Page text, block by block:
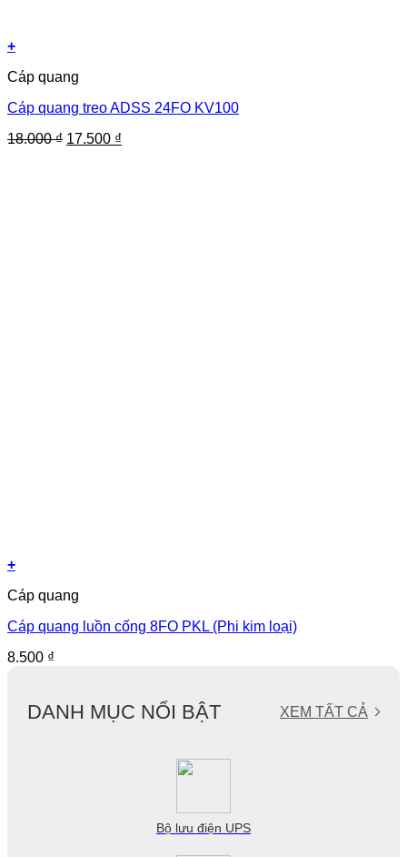
+
Cáp quang
Cáp quang treo ADSS 24FO KV100
18.000₫ Giá
17.500 ₫
+
Cáp quang
Cáp quang luồn cống 8FO PKL (Phi kim loại)
8.500 ₫
DANH MỤC NỔI BẬT XEM TẤT CẢ
Bộ lưu điện UPS